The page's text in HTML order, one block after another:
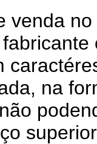
venda
na